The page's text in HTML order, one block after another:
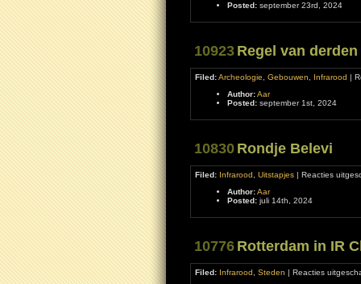
Posted:september 23rd, 2024
10923 Regel van
Filed: Archeologie Gebouwen Infrarood |
Author: Aar
Posted:september 1st, 2024
10830 Rondje Belevi
Filed: Infrarood Uitstapjes| Reacties
Author: Aar
Posted:juli 14th, 2024
10776 Rotterdam in IR
Filed: Infrarood Steden | Reacties